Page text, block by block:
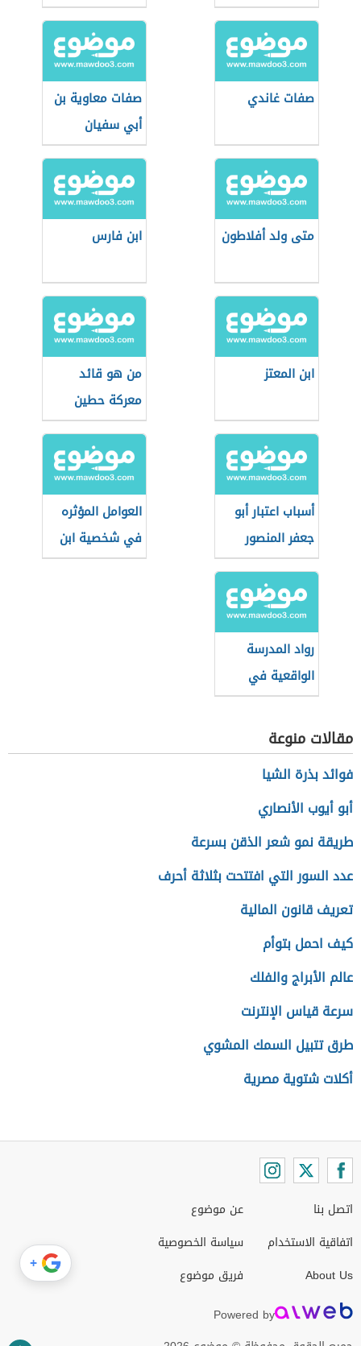
صفات غاندي
صفات معاوية بن
أبي سفيان
متى ولد أفلاطون ابن فارس
ابن المعتز
من هو قائد
معركة حطين
أسباب اعتبار أبو
جعفر المنصور
المؤسس
الحقيقي للدولة
العباسية
العوامل المؤثره
في شخصية ابن
الرومي
رواد المدرسة
الواقعية في
العلاقات الدولية
مقالات منوعة
فوائد بذرة الشيا
أبو أيوب الأنصاري
طريقة نمو شعر الذقن بسرعة
عدد السور التي افتتحت بثلاثة أحرف
تعريف قانون المالية
كيف احمل بتوأم
عالم الأبراج والفلك
سرعة قياس الإنترنت
طرق تتبيل السمك المشوي
أكلات شتوية مصرية
اتصل بنا
اتفاقية الاستخدام
About Us
عن موضوع
سياسة الخصوصية
فريق موضوع
Powered by
+